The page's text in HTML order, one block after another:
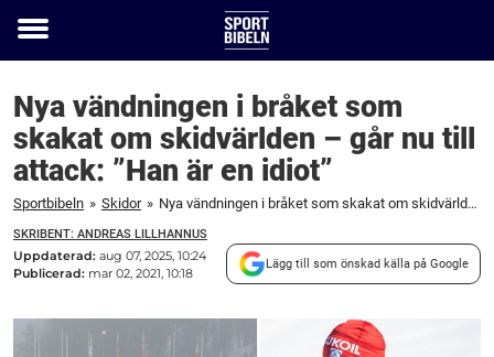
Toggle
Nya vändningen i bråket som
skakat om skidvärlden – går nu till
attack: ”Han är en idiot”
Sportbibeln » Skidor » Nya vändningen i bråket som skakat om skidvärlden – går nu till attack: ”Han är en idiot”
SKRIBENT: ANDREAS LILLHANNUS
Uppdaterad: aug 07, 2025, 10:24
Publicerad: mar 02, 2021, 10:18
Lägg till som önskad källa på Google